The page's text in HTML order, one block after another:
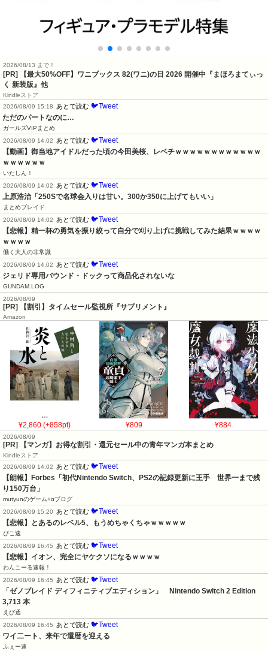
2026/08/13 まで！
[PR]
【最大50%OFF】ワニブックス 82(ワニ)の日 2026 開催中『まほろまてぃっ
く 新装版』他
Kindleストア
2026/08/09 15:18
あとで読む 🐦Tweet
ただのパートなのに…
ガールズVIPまとめ
2026/08/09 14:02
あとで読む 🐦Tweet
【動画】御当地アイドルだった頃の今田美桜、レベチｗｗｗｗｗｗｗｗｗｗｗｗ
ｗｗｗｗｗｗ
いたしん！
2026/08/09 14:02
あとで読む 🐦Tweet
上原浩治「250Sで名球会入りは甘い。300か350に上げてもいい」
まとめブレイド
2026/08/09 14:02
あとで読む 🐦Tweet
【悲報】精一杯の勇気を振り絞って自分で刈り上げに挑戦してみた結果ｗｗｗｗ
ｗｗｗｗ
働く大人の非常識
2026/08/09 14:02
あとで読む 🐦Tweet
ジェリド専用バウンド・ドックって商品化されないな
GUNDAM.LOG
2026/08/09
[PR] 【割引】タイムセール監視所『サプリメント』
Amazon
¥2,860 (+858pt) ¥809 ¥884
2026/08/09
[PR] 【マンガ】お得な割引・還元セール中の青年マンガ本まとめ
Kindleストア
2026/08/09 14:02 あとで読む 🐦Tweet
【朗報】Forbes「初代Nintendo Switch、PS2の記録更新に王手　世界一まで残
り150万台」
mutyunのゲーム+αブログ
2026/08/09 15:20 あとで読む 🐦Tweet
【悲報】とあるのレベル5、もうめちゃくちゃｗｗｗｗｗ
ぴこ速
2026/08/09 16:45 あとで読む 🐦Tweet
【悲報】イオン、完全にヤケクソになるｗｗｗｗ
わんこーる速報！
2026/08/09 16:45 あとで読む 🐦Tweet
「ゼノブレイド ディフィニティブエディション」　Nintendo Switch 2 Edition
3,713 本
えび通
2026/08/09 16:45 あとで読む 🐦Tweet
ワイ二ート、来年で還暦を迎える
ふぇー速